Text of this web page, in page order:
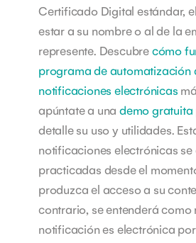
Certificado Digital estándar,
estar a su nombre o al de la
represente. Descubrecómo
programa de automatización
notificaciones electrónicas
apúntate a unademo gratuita
detalle su uso y utilidades.
notificaciones electrónicas se
practicadas desde el
produzca el acceso a su
contrario, se entenderá como
notificación es electrónica